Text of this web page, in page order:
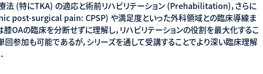
法 (特にTKA) の適応と術前リハビリテーション (Prehabilitation)，さらに
post-surgical pain: CPSP) や満足度といった外科領域との臨床導線ま
膝OAの臨床を分断せずに理解し，リハビリテーションの役割を最大化するこ
回参加も可能であるが，シリーズを通して受講することでより深い臨床理解